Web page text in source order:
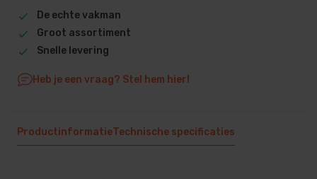
De echte vakman
Groot assortiment
Snelle levering
Heb je een vraag? Stel hem hier!
ProductinformatieTechnische specificaties